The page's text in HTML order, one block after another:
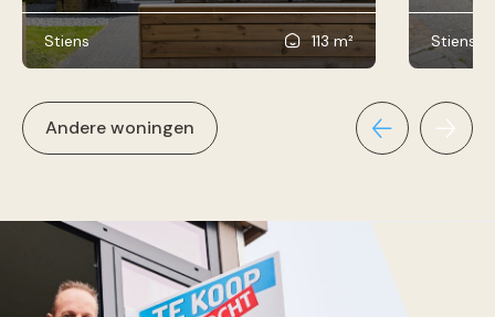
Stiens 113 m² Stiens
Andere woningen